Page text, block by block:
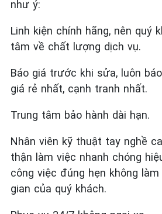
như ý:
Linh kiện chính hãng, nên quý
tâm về chất lượng dịch vụ.
Báo giá trước khi sửa, luôn
giá rẻ nhất, cạnh tranh nhất.
Trung tâm bảo hành dài hạn.
Nhân viên kỹ thuật tay nghề
thận làm việc nhanh chóng
công việc đúng hẹn không
gian của quý khách.